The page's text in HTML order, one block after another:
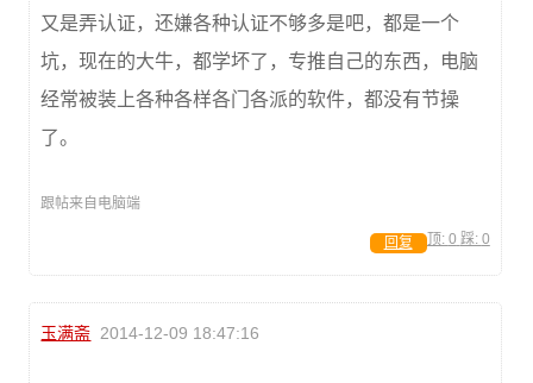
又是弄认证，还嫌各种认证不够多是吧，都是一个
坑，现在的大牛，都学坏了，专推自己的东西，电脑
经常被装上各种各样各门各派的软件，都没有节操
了。
跟帖来自电脑端
顶: 0 踩: 0
回复
玉满斋 2014-12-09 18:47:16